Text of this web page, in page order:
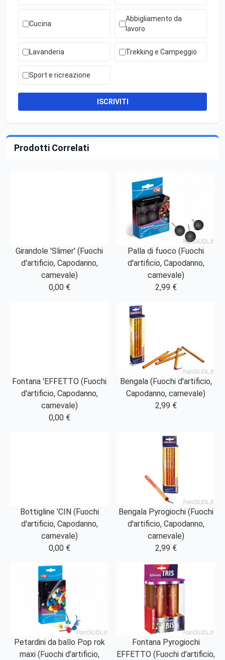
Cucina
Abbigliamento da
lavoro
Lavanderia Trekking e Campeggio
Sport e ricreazione
ISCRIVITI
Prodotti Correlati
Girandole 'Slimer' (Fuochi
d'artificio, Capodanno,
carnevale)
0,00 €
Palla di fuoco (Fuochi
d'artificio, Capodanno,
carnevale)
2,99 €
Fontana 'EFFETTO (Fuochi
d'artificio, Capodanno,
carnevale)
0,00 €
Bengala (Fuochi d'artificio,
Capodanno, carnevale)
2,99 €
Bottigline 'CIN (Fuochi
d'artificio, Capodanno,
carnevale)
0,00 €
Bengala Pyrogiochi (Fuochi
d'artificio, Capodanno,
carnevale)
2,99 €
Petardini da ballo Pop rok
maxi (Fuochi d'artificio,
Fontana Pyrogiochi
EFFETTO (Fuochi d'artificio,